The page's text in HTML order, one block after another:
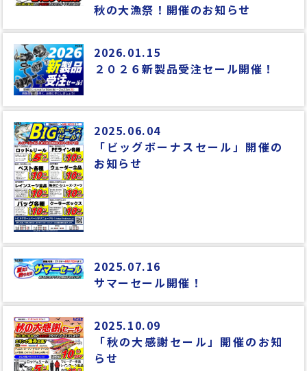
秋の大漁祭！開催のお知らせ
2026.01.15
２０２６新製品受注セール開催！
2025.06.04
「ビッグボーナスセール」開催の
お知らせ
2025.07.16
サマーセール開催！
2025.10.09
「秋の大感謝セール」開催のお知
らせ